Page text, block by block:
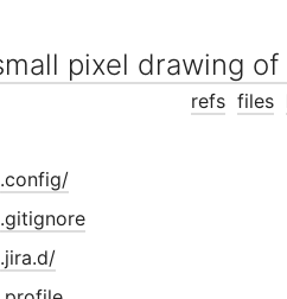
refs files
.config/
.gitignore
.jira.d/